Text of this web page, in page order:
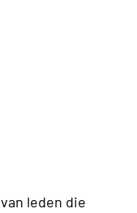
leden die